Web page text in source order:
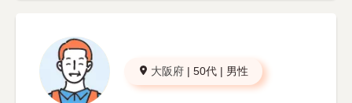
大阪府 | 50代 | 男性